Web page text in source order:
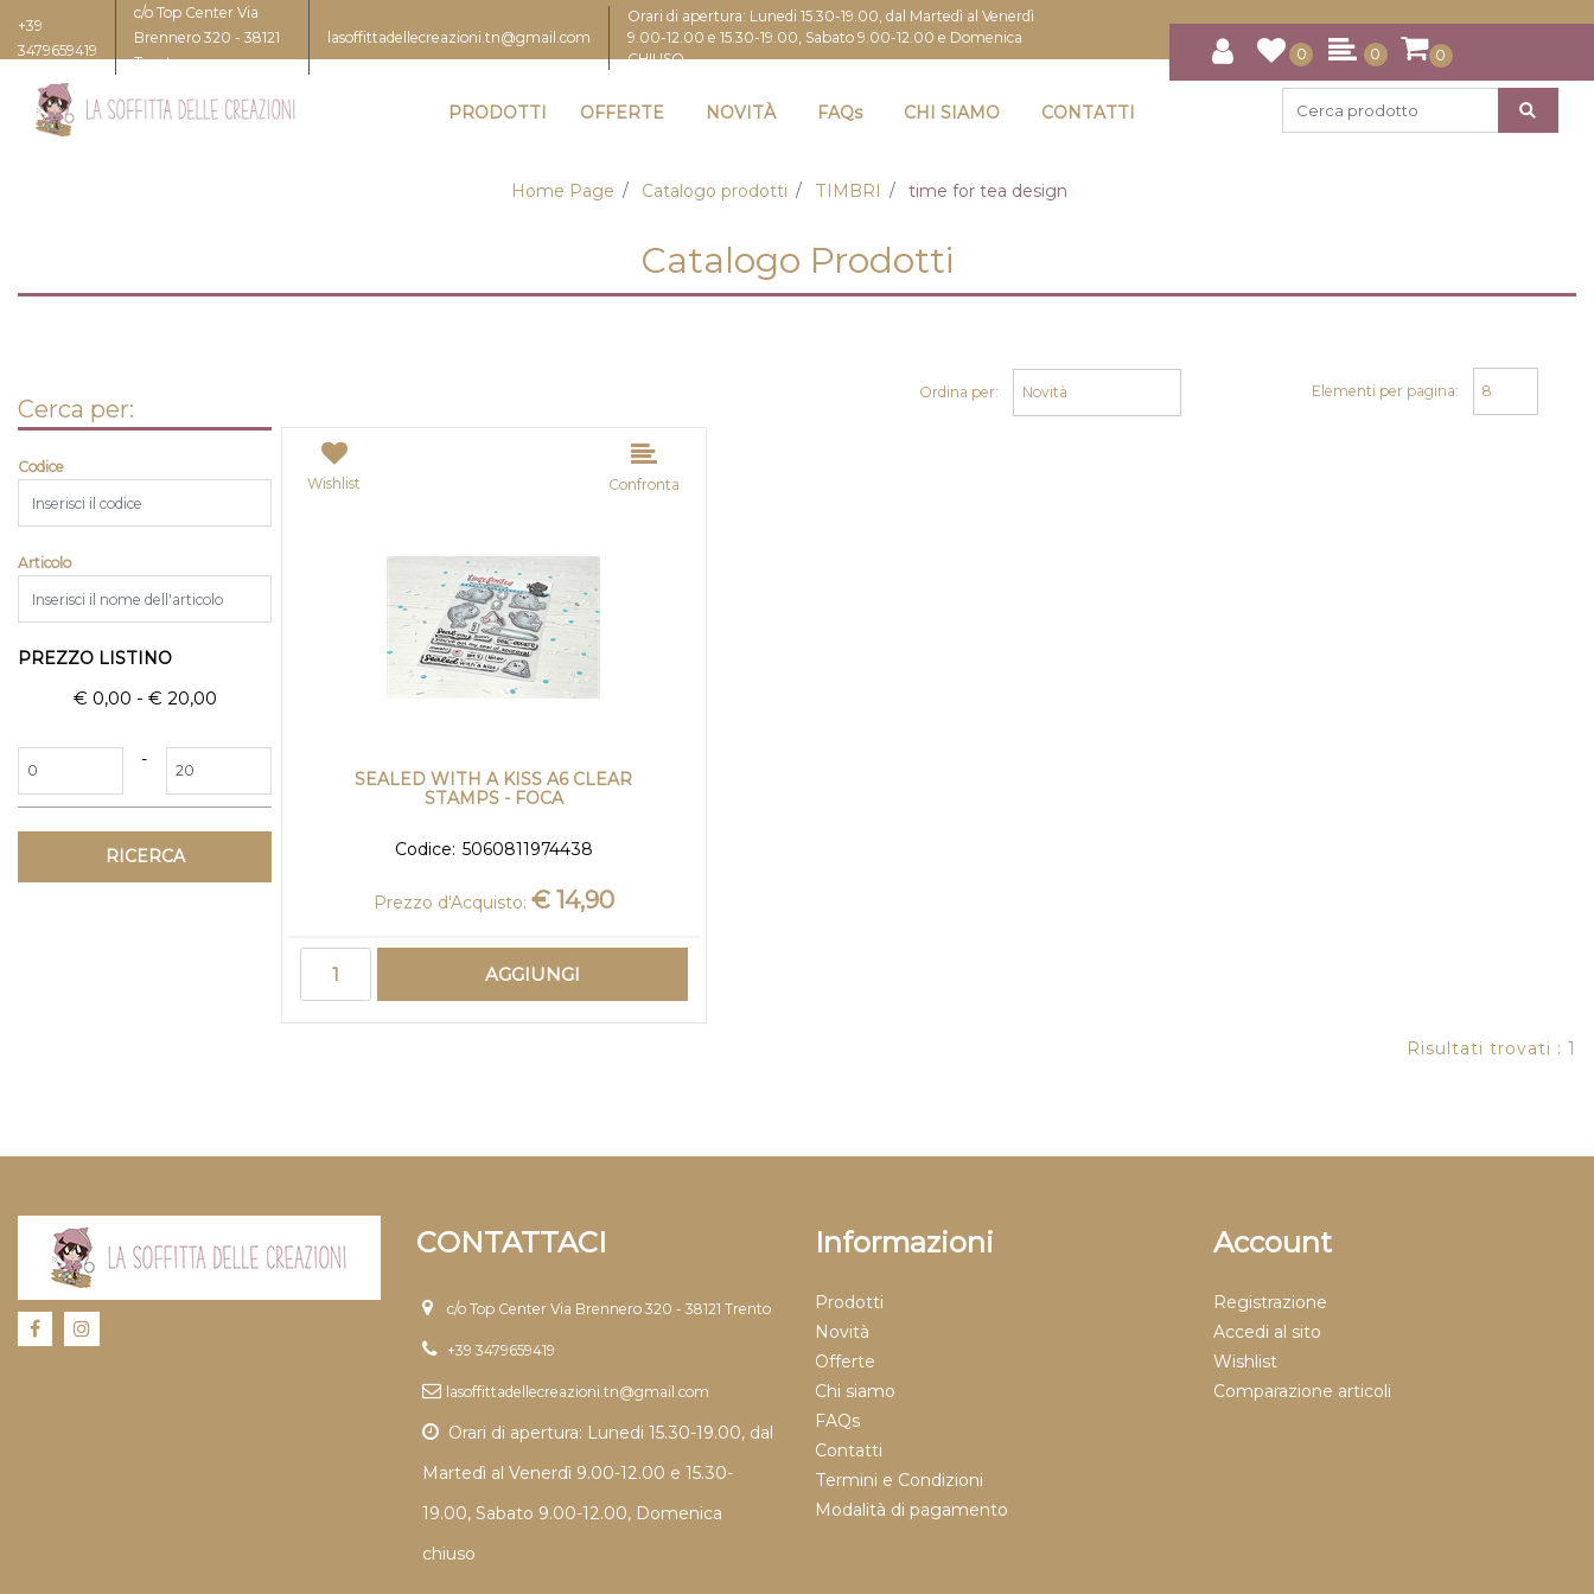
+39
3479659419
c/o Top Center Via
Brennero 320 - 38121
Trento
lasoffittadellecreazioni.tn@gmail.com
Orari di apertura: Lunedi 15.30-19.00, dal Martedì al Venerdì
9.00-12.00 e 15.30-19.00, Sabato 9.00-12.00 e Domenica
CHIUSO
0 0 0
PRODOTTI OFFERTE NOVITÀ FAQs CHI SIAMO CONTATTI
Home Page Catalogo prodotti TIMBRI time for tea design
Catalogo Prodotti
Cerca per:
Codice
Articolo
PREZZO LISTINO
€ 0,00 - € 20,00
-
Ordina per: Elementi per pagina:
Wishlist Confronta
SEALED WITH A KISS A6 CLEAR
STAMPS - FOCA
Codice: 5060811974438
Prezzo d'Acquisto: € 14,90
AGGIUNGI
Risultati trovati : 1
CONTATTACI
c/o Top Center Via Brennero 320 - 38121 Trento
+39 3479659419
lasoffittadellecreazioni.tn@gmail.com
Orari di apertura: Lunedi 15.30-19.00, dal
Martedì al Venerdì 9.00-12.00 e 15.30-
19.00, Sabato 9.00-12.00, Domenica
chiuso
Informazioni
Prodotti
Novità
Offerte
Chi siamo
FAQs
Contatti
Termini e Condizioni
Modalità di pagamento
Account
Registrazione
Accedi al sito
Wishlist
Comparazione articoli